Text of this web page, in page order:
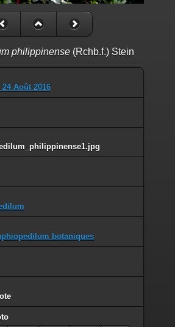
philippinense(Rchb.f.) Stein
Août 2016
botaniques